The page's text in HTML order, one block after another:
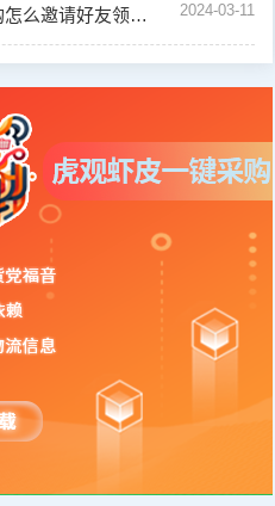
虎观一键采购怎么邀请好友领取奖励 2024-03-11